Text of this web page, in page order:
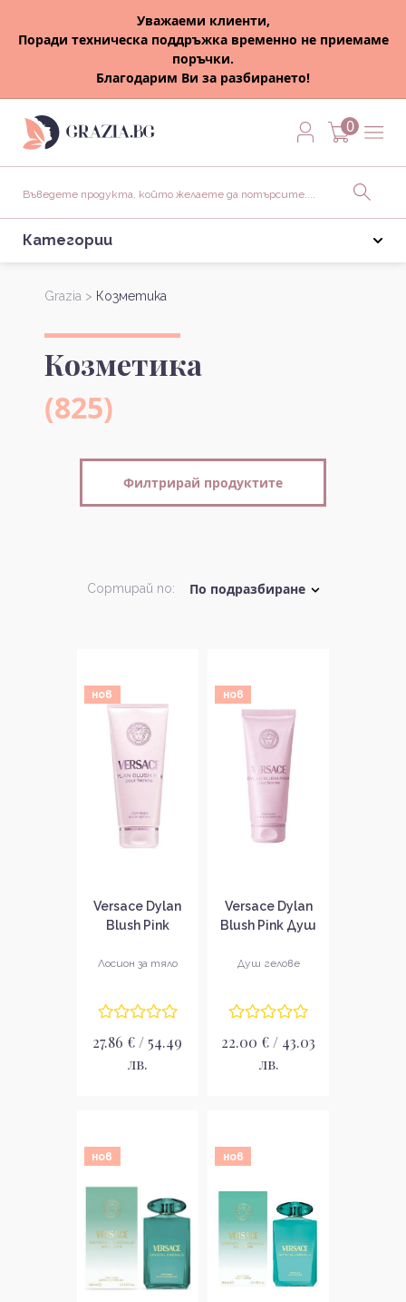
Уважаеми клиенти,
Поради техническа поддръжка временно не приемаме
поръчки.
Благодарим Ви за разбирането!
0
Категории
Grazia > Козметика
Козметика
(825)
Филтрирай продуктите
Сортирай по:
нов
Versace Dylan
Blush Pink
за жени
Лосион за тяло
27.86 € / 54.49
лв.
нов
Versace Dylan
Blush Pink Душ
Душ гелове
22.00 € / 43.03
лв.
нов нов